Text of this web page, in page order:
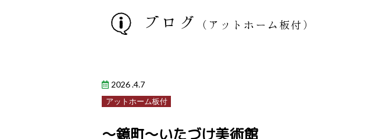
ブログ （アットホーム板付）
2026 .4.7
アットホーム板付
～鏡町～いたづけ美術館